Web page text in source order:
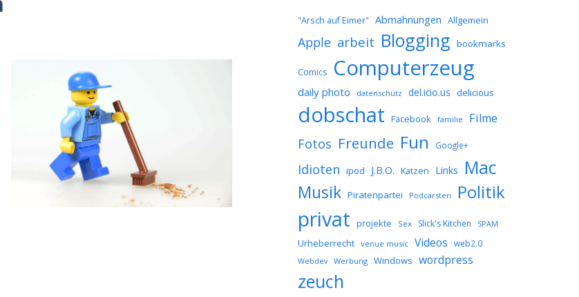
"Arsch auf Eimer" Abmahnungen Allgemein
Apple arbeit Blogging bookmarks
Comics Computerzeug
daily photo datenschutz del.icio.us delicious
dobschat Facebook familie Filme
Fotos Freunde Fun Google+
Idioten ipod J.B.O. Katzen Links Mac
Musik Piratenpartei Podcarsten Politik
privat projekte Sex Slick's Kitchen SPAM
Urheberrecht venue music Videos web2.0
Webdev Werbung Windows wordpress
zeuch